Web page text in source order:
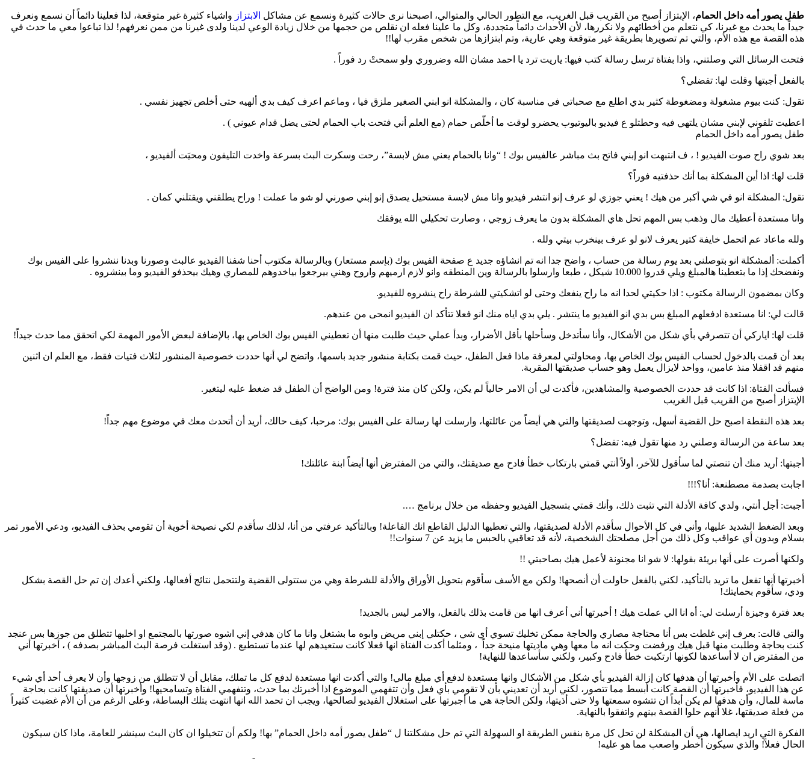
طفل يصور أمه داخل الحمام، الإبتزاز أصبح من القريب قبل الغريب، مع التطور الحالي والمتوالي، اصبحنا نرى حالات كثيرة ونسمع عن مشاكل الابتزاز واشياء كثيرة غير متوقعة، لذا فعلينا دائماً أن نسمع ونعرف
جيداً ما يحدث مع غيرنا، كي نتعلم من أخطائهم ولا نكررها، لأن الأحداث دائماً متجددة، وكل ما علينا فعله ان نقلص من حجمها من خلال زيادة الوعي لدينا ولدى غيرنا من ممن نعرفهم! لذا تباعوا معي ما حدث في
هذه القصة مع هذه الأم، والتي تم تصويرها بطريقة غير متوقعة وهي عارية، وتم ابتزازها من شخص مقرب لها!!
فتحت الرسائل التي وصلتني، واذا بفتاة ترسل رسالة كتب فيها: ياريت ترد يا احمد مشان الله وضروري ولو سمحتْ رد فوراً .
بالفعل أجبتها وقلت لها: تفضلي؟
تقول: كنت بيوم مشغولة ومضغوطة كثير بدي اطلع مع صحباتي في مناسبة كان ، والمشكلة انو ابني الصغير ملزق فيا ، وماعم اعرف كيف بدي ألهيه حتى أخلص تجهيز نفسي .
اعطيت تلفوني لإبني مشان يلتهي فيه وحطتلو ع فيديو باليوتيوب يحضرو لوقت ما أخلّص حمام (مع العلم أني فتحت باب الحمام لحتى يضل قدام عيوني ) .
طفل يصور أمه داخل الحمام
بعد شوي راح صوت الفيديو ! ، ف انتبهت انو إبني فاتح بث مباشر عالفيس بوك ! “وانا بالحمام يعني مش لابسة”، رحت وسكرت البث بسرعة واخدت التليفون ومحيَت ألفيديو ،
قلت لها: اذا أين المشكلة بما أنك حذفتيه فوراً؟
تقول: المشكلة انو في شي أكبر من هيك ! يعني جوزي لو عرف إنو انتشر فيديو وانا مش لابسة مستحيل يصدق إنو إبني صورني لو شو ما عملت ! وراح يطلقني ويقتلني كمان .
وانا مستعدة أعطيك مال وذهب بس المهم تحل هاي المشكلة بدون ما يعرف زوجي ، وصارت تحكيلي الله يوفقك
ولله ماعاد عم اتحمل خايفة كتير يعرف لانو لو عرف بينخرب بيتي ولله .
أكملت: ألمشكلة انو بتوصلني بعد يوم رسالة من حساب ، واضح جدا انه تم انشاؤه جديد ع صفحة الفيس بوك (بإسم مستعار) وبالرسالة مكتوب أحنا شفنا الفيديو عالبث وصورنا وبدنا ننشروا على الفيس بوك
ونفضحك إذا ما بتعطينا هالمبلغ ويلي قدروا 10.000 شيكل ، طبعا وارسلوا بالرسالة وين المنطقه وانو لازم ارميهم واروح وهني بيرجعوا بياخدوهم للمصاري وهيك بيحذفو الفيديو وما بينشروه .
وكان بمضمون الرسالة مكتوب : اذا حكيتي لحدا انه ما راح ينفعك وحتى لو اتشكيتي للشرطة راح ينشروه للفيديو.
قالت لي: انا مستعدة ادفعلهم المبلغ بس بدي انو الفيديو ما ينتشر . يلي بدي اياه منك انو فعلا تتأكد ان الفيديو انمحى من عندهم.
قلت لها: اياركي أن تتصرفي بأي شكل من الأشكال، وأنا سأتدخل وسأحلها بأقل الأضرار، وبدأ عملي حيث طلبت منها أن تعطيني الفيس بوك الخاص بها، بالإضافة لبعض الأمور المهمة لكي اتحقق مما حدث جيداً!
بعد أن قمت بالدخول لحساب الفيس بوك الخاص بها، ومحاولتي لمعرفة ماذا فعل الطفل، حيث قمت بكتابة منشور جديد باسمها، واتضح لي أنها حددت خصوصية المنشور لثلاث فتيات فقط، مع العلم ان اثنين
منهم قد اقفلا منذ عامين، وواحد لايزال يعمل وهو حساب صديقتها المقربة.
فسألت الفتاة: اذا كانت قد حددت الخصوصية والمشاهدين، فأكدت لي أن الامر حالياً لم يكن، ولكن كان منذ فترة! ومن الواضح أن الطفل قد ضغط عليه ليتغير.
الإبتزاز أصبح من القريب قبل الغريب
بعد هذه النقطة اصبح حل القضية أسهل، وتوجهت لصديقتها والتي هي أيضاً من عائلتها، وارسلت لها رسالة على الفيس بوك: مرحبا، كيف حالك، أريد أن أتحدث معك في موضوع مهم جداً!
بعد ساعة من الرسالة وصلني رد منها تقول فيه: تفضل؟
أجبتها: أريد منك أن تنصتي لما سأقول للآخر، أولاً أنتي قمتي بارتكاب خطأ فادح مع صديقتك، والتي من المفترض أنها أيضاً ابنة عائلتك!
اجابت بصدمة مصطنعة: أنا؟!!!
أجبت: أجل أنتي، ولدي كافة الأدلة التي تثبت ذلك، وأنك قمتي بتسجيل الفيديو وحفظه من خلال برنامج ….
وبعد الضغط الشديد عليها، وأني في كل الأحوال سأقدم الأدلة لصديقتها، والتي تعطيها الدليل القاطع انك الفاعلة! وبالتأكيد عرفتي من أنا، لذلك سأقدم لكي نصيحة أخوية أن تقومي بحذف الفيديو، ودعي الأمور تمر
بسلام وبدون أي عواقب وكل ذلك من أجل مصلحتك الشخصية، لأنه قد تعاقبي بالحبس ما يزيد عن 7 سنوات!!
ولكنها أصرت على أنها بريئة بقولها: لا شو انا مجنونة لأعمل هيك بصاحبتي !!
أخبرتها أنها تفعل ما تريد بالتأكيد، لكني بالفعل حاولت أن أنصحها! ولكن مع الأسف سأقوم بتحويل الأوراق والأدلة للشرطة وهي من ستتولى القضية ولتتحمل نتائج أفعالها، ولكني أعدك إن تم حل القصة بشكل
ودي، سأقوم بحمايتك!
بعد فترة وجيزة أرسلت لي: أه انا الي عملت هيك ! أخبرتها أني أعرف انها من قامت بذلك بالفعل، والامر ليس بالجديد!
والتي قالت: بعرف إني غلطت بس أنا محتاجة مصاري والحاجة ممكن تخليك تسوي أي شي ، حكتلي إبني مريض وابوه ما بشتغل وانا ما كان هدفي إني اشوه صورتها بالمجتمع او اخليها تتطلق من جوزها بس عنجد
كنت بحاجة وطلبت منها قبل هيك ورفضت وحكت انه ما معها وهي ماديتها منيحة جداً ، ومثلما أكدت الفتاة انها فعلا كانت ستعيدهم لها عندما تستطيع . (وقد استغلت فرصة البث المباشر بصدفه ) ، أخبرتها أني
من المفترض ان لا أساعدها لكونها ارتكبت خطأ فادح وكبير، ولكني سأساعدها للنهاية!
اتصلت على الأم وأخبرتها أن هدفها كان إزالة الفيديو بأي شكل من الأشكال وانها مستعدة لدفع أي مبلغ مالي! والتي أكدت انها مستعدة لدفع كل ما تملك، مقابل أن لا تتطلق من زوجها وأن لا يعرف أحد أي شيء
عن هذا الفيديو، فأخبرتها أن القصة كانت أبسط مما تتصور، لكني أريد أن تعديني بأن لا تقومي بأي فعل وأن تتفهمي الموضوع اذا أخبرتك بما حدث، وتتفهمي الفتاة وتسامحيها! وأخبرتها أن صديقتها كانت بحاجة
ماسة للمال، وأن هدفها لم يكن أبداً ان تتشوه سمعتها ولا حتى أذيتها، ولكن الحاجة هي ما أجبرتها على استغلال الفيديو لصالحها، ويجب ان تحمد الله انها انتهت بتلك البساطة، وعلى الرغم من أن الأم غضبت كثيراً
من فعلة صديقتها، غلا أنهم حلوا القصة بينهم واتفقوا بالنهاية.
الفكرة التي اريد ايصالها، هي أن المشكلة لن تحل كل مرة بنفس الطريقة او السهولة التي تم حل مشكلتنا ل “طفل يصور أمه داخل الحمام” بها! ولكم أن تتخيلوا ان كان البث سينشر للعامة، ماذا كان سيكون
الحال فعلاً! والذي سيكون أخطر واصعب مما هو عليه!